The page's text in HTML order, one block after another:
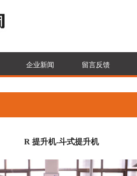
企业新闻 留言反馈
R 提升机-斗式提升机